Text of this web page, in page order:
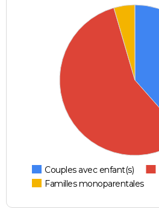
Couples avec enfant(s)
Familles monoparentales